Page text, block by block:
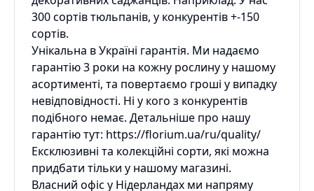
300 сортів тюльпанів, у конкурентів +-150
сортів.
Унікальна в Україні гарантія. Ми надаємо
гарантію 3 роки на кожну рослину у нашому
асортименті, та повертаємо гроші у випадку
невідповідності. Ні у кого з конкурентів
подібного немає. Детальніше про нашу
гарантію тут: https://florium.ua/ru/quality/
Ексклюзивні та колекційні сорти, які можна
придбати тільки у нашому магазині.
Власний офіс у Нідерландах ми напряму